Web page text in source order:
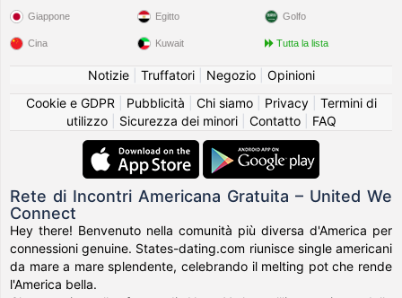
Giappone
Cina
Egitto
Kuwait
Golfo
Tutta la lista
Notizie| Truffatori| Negozio| Opinioni
Cookie e GDPR
Pubblicità Chi siamo| Privacy| Termini di
utilizzo| Sicurezza dei minori| Contatto| FAQ
Rete di Incontri Americana Gratuita – United We
Connect
Hey there! Benvenuto nella comunità più diversa d'America per
connessioni genuine. States-dating.com riunisce single americani
da mare a mare splendente, celebrando il melting pot che rende
l'America bella.